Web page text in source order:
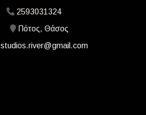
2593031324
Πότος, Θάσος
studios.river@gmail.com